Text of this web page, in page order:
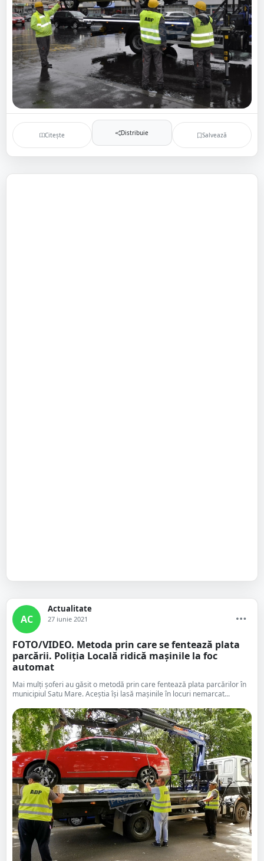
Citește Distribuie Salvează
AC
Actualitate
27 iunie 2021
FOTO/VIDEO. Metoda prin care se fentează plata
parcării. Poliția Locală ridică mașinile la foc
automat
Mai mulți șoferi au găsit o metodă prin care fentează plata parcărilor în
municipiul Satu Mare. Aceștia își lasă mașinile în locuri nemarcat...